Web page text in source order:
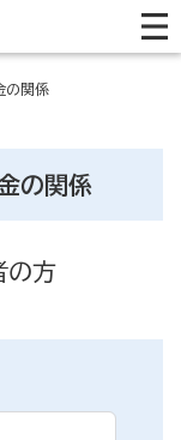
の関係
の関係
の方